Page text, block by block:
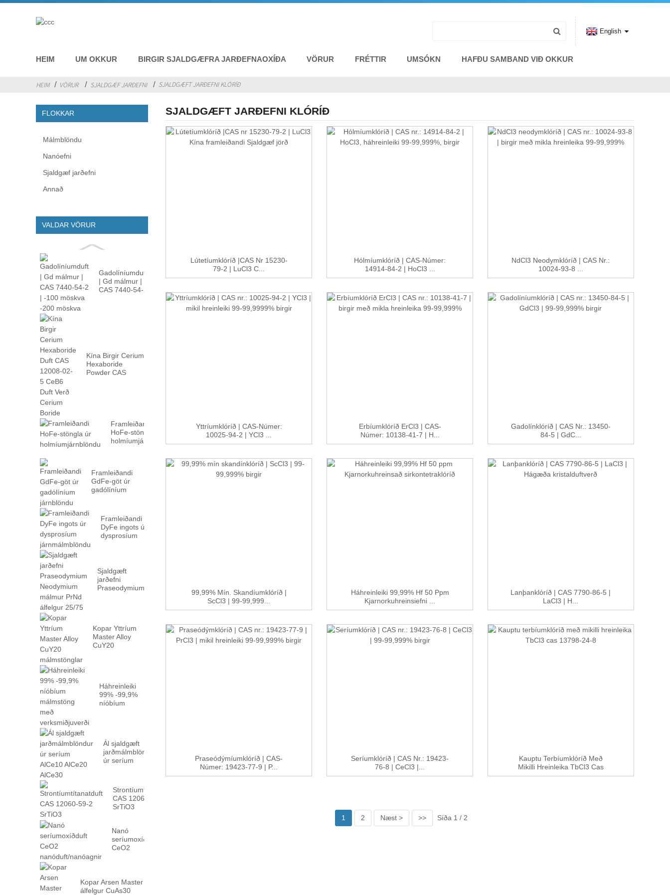
HEIM UM OKKUR BIRGIR SJALDGÆFRA JARÐEFNAOXÍÐA VÖRUR FRÉTTIR UMSÓKN HAFÐU SAMBAND VIÐ OKKUR
English
HEIM VÖRUR SJALDGÆF JARÐEFNI SJALDGÆFT JARÐEFNI KLÓRÍÐ
FLOKKAR
Málmblöndu
Nanóefni
Sjaldgæf jarðefni
Annað
VALDAR VÖRUR
Gadolíníumduft
| Gd málmur |
CAS 7440-54-2
Kína Birgir Cerium
Hexaboride
Powder CAS
Framleiðandi
HoFe-stöngla úr
holmíumjárnblöndu
Framleiðandi
GdFe-göt úr
gadólíníum
Framleiðandi
DyFe ingots úr
dysprosíum
Sjaldgæft
jarðefni
Praseodymium
Kopar Yttríum
Master Alloy
CuY20
Háhreinleiki
99% -99,9%
níóbíum
Ál sjaldgæft
jarðmálmblöndur
úr seríum
Strontíumtítanatduft
CAS 12060-59-2
SrTiO3
Nanó
seríumoxíðduft
CeO2
Kopar Arsen Master
álfelgur CuAs30
SJALDGÆFT JARÐEFNI KLÓRÍÐ
Lútetíumklóríð |CAS Nr 15230-
79-2 | LuCl3 C...
Hólmíumklóríð | CAS-Númer:
14914-84-2 | HoCl3 ...
NdCl3 Neodymklóríð | CAS Nr.:
10024-93-8 ...
Yttríumklóríð | CAS-Númer:
10025-94-2 | YCl3 ...
Erbíumklóríð ErCl3 | CAS-
Númer: 10138-41-7 | H...
Gadolínklóríð | CAS Nr.: 13450-
84-5 | GdC...
99,99% Mín. Skandíumklóríð |
ScCl3 | 99-99,999...
Háhreinleiki 99,99% Hf 50 Ppm
Kjarnorkuhreinsiefni ...
Lanþanklóríð | CAS 7790-86-5 |
LaCl3 | H...
Praseódýmíumklóríð | CAS-
Númer: 19423-77-9 | P...
Seríumklóríð | CAS Nr.: 19423-
76-8 | CeCl3 |...
Kauptu Terbíumklóríð Með
Mikilli Hreinleika TbCl3 Cas
1379...
1 2 Næst > >> Síða 1 / 2